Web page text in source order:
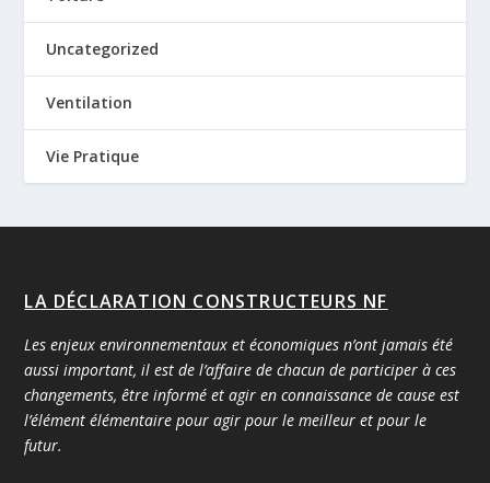
Uncategorized
Ventilation
Vie Pratique
LA DÉCLARATION CONSTRUCTEURS NF
Les enjeux environnementaux et économiques n’ont jamais été
aussi important, il est de l’affaire de chacun de participer à ces
changements, être informé et agir en connaissance de cause est
l’élément élémentaire pour agir pour le meilleur et pour le
futur.